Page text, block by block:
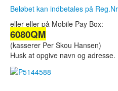
Beløbet kan indbetales på
eller eller på Mobile Pay Box:
6080QM
(kasserer Per Skou Hansen)
Husk at opgive navn og adresse.